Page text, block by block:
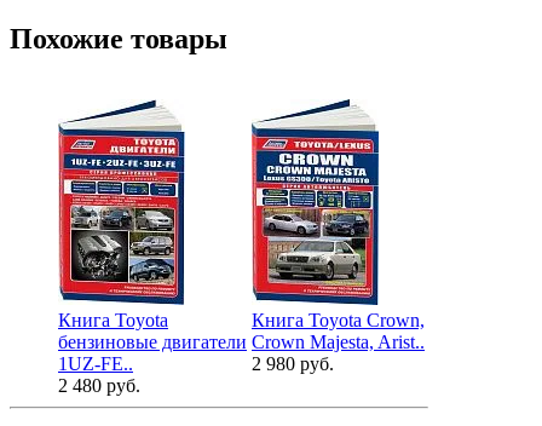
Похожие товары
Книга Toyota
бензиновые двигатели
1UZ-FE..
2 480 руб.
Книга Toyota Crown,
Crown Majesta, Arist..
2 980 руб.